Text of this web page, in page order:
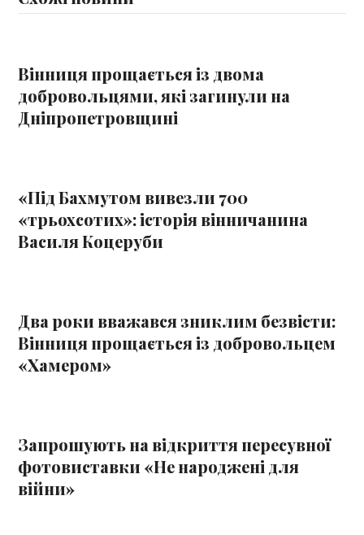
Вінниця прощається із двома
добровольцями, які загинули на
Дніпропетровщині
«Під Бахмутом вивезли 700
«трьохсотих»: історія вінничанина
Василя Коцеруби
Два роки вважався зниклим безвісти:
Вінниця прощається із добровольцем
«Хамером»
Запрошують на відкриття пересувної
фотовиставки «Не народжені для
війни»